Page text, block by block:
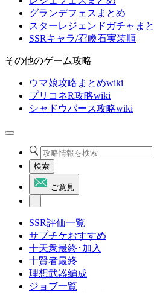
グランデフェスまとめ
スターレジェンドガチャま
SSRキャラ/召喚石実装順
その他のゲーム攻略
ウマ娘攻略まとめwiki
プリコネR攻略wiki
シャドウバース攻略wiki
検索
ご意見
SSR評価一覧
サプチケおすすめ
十天衆最終･加入
十賢者最終
理想武器編成
ジョブ一覧